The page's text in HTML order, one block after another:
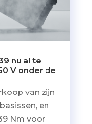
nu al te
V onder de
van zijn
en
Nm voor